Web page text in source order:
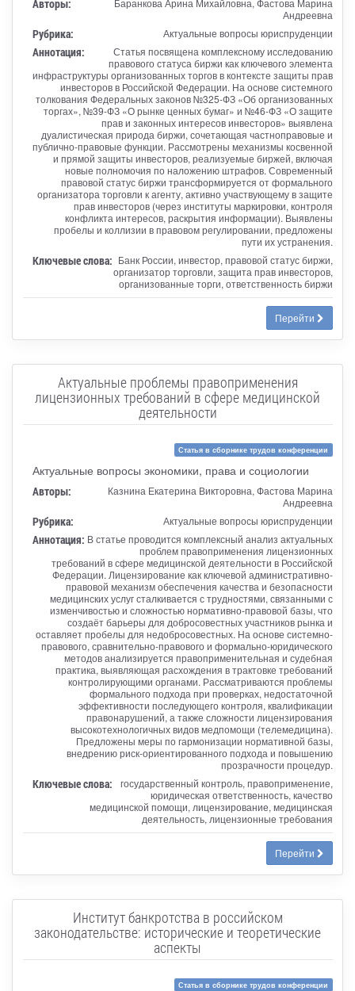
Авторы:
Андреевна
Рубрика: Актуальные вопросы юриспруденции
Аннотация:
Статья посвящена комплексному исследованию
правового статуса биржи как ключевого элемента
инфраструктуры организованных торгов в контексте защиты прав
инвесторов в Российской Федерации. На основе системного
толкования Федеральных законов №325-ФЗ «Об организованных
торгах», №39-ФЗ «О рынке ценных бумаг» и №46-ФЗ «О защите
прав и законных интересов инвесторов» выявлена
дуалистическая природа биржи, сочетающая частноправовые и
публично-правовые функции. Рассмотрены механизмы косвенной
и прямой защиты инвесторов, реализуемые биржей, включая
новые полномочия по наложению штрафов. Современный
правовой статус биржи трансформируется от формального
организатора торговли к агенту, активно участвующему в защите
прав инвесторов (через институты маркировки, контроля
конфликта интересов, раскрытия информации). Выявлены
пробелы и коллизии в правовом регулировании, предложены
пути их устранения.
Ключевые слова: Банк России, инвестор, правовой статус биржи,
организатор торговли, защита прав инвесторов,
организованные торги, ответственность биржи
Перейти
Актуальные проблемы правоприменения
лицензионных требований в сфере медицинской
деятельности
Статья в сборнике трудов конференции
Актуальные вопросы экономики, права и социологии
Авторы:
Казнина Екатерина Викторовна, Фастова Марина
Андреевна
Рубрика: Актуальные вопросы юриспруденции
Аннотация: В статье проводится комплексный анализ актуальных
проблем правоприменения лицензионных
требований в сфере медицинской деятельности в Российской
Федерации. Лицензирование как ключевой административно-
правовой механизм обеспечения качества и безопасности
медицинских услуг сталкивается с трудностями, связанными с
изменчивостью и сложностью нормативно-правовой базы, что
создаёт барьеры для добросовестных участников рынка и
оставляет пробелы для недобросовестных. На основе системно-
правового, сравнительно-правового и формально-юридического
методов анализируется правоприменительная и судебная
практика, выявляющая расхождения в трактовке требований
контролирующими органами. Рассматриваются проблемы
формального подхода при проверках, недостаточной
эффективности последующего контроля, квалификации
правонарушений, а также сложности лицензирования
высокотехнологичных видов медпомощи (телемедицина).
Предложены меры по гармонизации нормативной базы,
внедрению риск-ориентированного подхода и повышению
прозрачности процедур.
Ключевые слова:
государственный контроль, правоприменение,
юридическая ответственность, качество
медицинской помощи, лицензирование, медицинская
деятельность, лицензионные требования
Перейти
Институт банкротства в российском
законодательстве: исторические и теоретические
аспекты
Статья в сборнике трудов конференции